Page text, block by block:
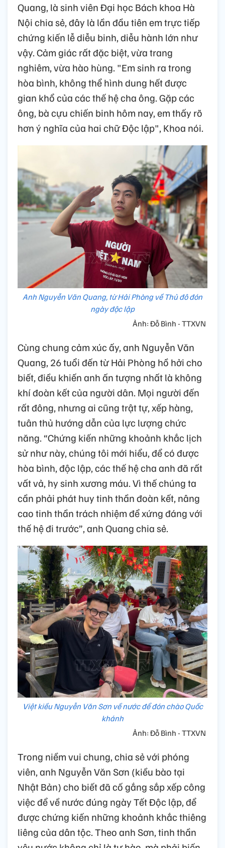
Quang, là sinh viên Đại học Bách khoa Hà
Nội chia sẻ, đây là lần đầu tiên em trực tiếp
chứng kiến lễ diễu binh, diễu hành lớn như
vậy. Cảm giác rất đặc biệt, vừa trang
nghiêm, vừa hào hùng. "Em sinh ra trong
hòa bình, không thể hình dung hết được
gian khổ của các thế hệ cha ông. Gặp các
ông, bà cựu chiến binh hôm nay, em thấy rõ
hơn ý nghĩa của hai chữ Độc lập", Khoa nói.
Anh Nguyễn Văn Quang, từ Hải Phòng về Thủ đô đón
ngày độc lập
Ảnh: Đỗ Bình - TTXVN
Cùng chung cảm xúc ấy, anh Nguyễn Văn
Quang, 26 tuổi đến từ Hải Phòng hồ hởi cho
biết, điều khiến anh ấn tượng nhất là không
khí đoàn kết của người dân. Mọi người đến
rất đông, nhưng ai cũng trật tự, xếp hàng,
tuân thủ hướng dẫn của lực lượng chức
năng. “Chứng kiến những khoảnh khắc lịch
sử như này, chúng tôi mới hiểu, để có được
hòa bình, độc lập, các thế hệ cha anh đã rất
vất vả, hy sinh xương máu. Vì thế chúng ta
cần phải phát huy tinh thần đoàn kết, nâng
cao tinh thần trách nhiệm để xứng đáng với
thế hệ đi trước”, anh Quang chia sẻ.
Việt kiều Nguyễn Văn Sơn về nước để đón chào Quốc
khánh
Ảnh: Đỗ Bình - TTXVN
Trong niềm vui chung, chia sẻ với phóng
viên, anh Nguyễn Văn Sơn (kiều bào tại
Nhật Bản) cho biết đã cố gắng sắp xếp công
việc để về nước đúng ngày Tết Độc lập, để
được chứng kiến những khoảnh khắc thiêng
liêng của dân tộc. Theo anh Sơn, tinh thần